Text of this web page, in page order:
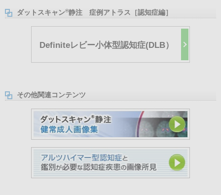
ダットスキャン®静注 症例アトラス［認知症編］
Definiteレビー小体型認知症(DLB）
その他関連コンテンツ